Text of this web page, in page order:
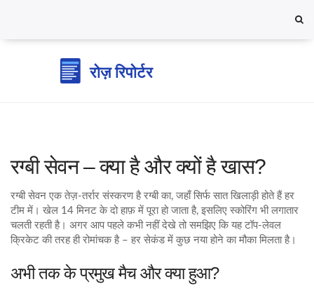
रग्बी सेवन – क्या है और क्यों है खास?
रग्बी सेवन एक तेज़-तर्रार संस्करण है रग्बी का, जहाँ सिर्फ सात खिलाड़ी होते हैं हर
टीम में। खेल 14 मिनट के दो हाफ़ में पूरा हो जाता है, इसलिए स्कोरिंग भी लगातार
चलती रहती है। अगर आप पहले कभी नहीं देखे तो समझिए कि यह टॉप‑लेवल
क्रिकेट की तरह ही रोमांचक है – हर सेकंड में कुछ नया होने का मौका मिलता है।
अभी तक के प्रमुख मैच और क्या हुआ?